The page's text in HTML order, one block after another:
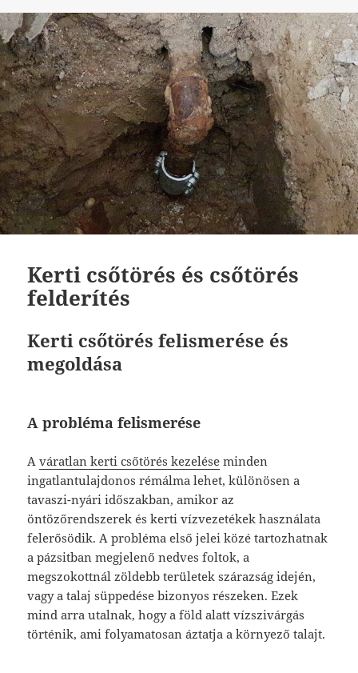
Kerti csőtörés és csőtörés
felderítés
Kerti csőtörés felismerése és
megoldása
A probléma felismerése
Aváratlan kerti csőtörés kezelése minden
ingatlantulajdonos rémálma lehet, különösen a
tavaszi-nyári időszakban, amikor az
öntözőrendszerek és kerti vízvezetékek használata
felerősödik. A probléma első jelei közé tartozhatnak
a pázsitban megjelenő nedves foltok, a
megszokottnál zöldebb területek szárazság idején,
vagy a talaj süppedése bizonyos részeken. Ezek
mind arra utalnak, hogy a föld alatt vízszivárgás
történik, ami folyamatosan áztatja a környező talajt.